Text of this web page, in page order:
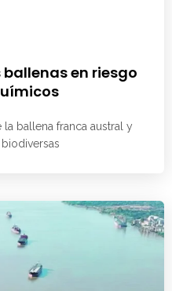
en riesgo
la ballena franca austral y